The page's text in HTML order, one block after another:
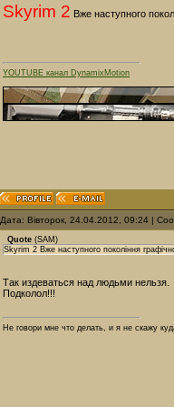
Skyrim 2 Вже наступного
YOUTUBE канал DynamixMotion
Дата: Вівторок, 24.04.2012, 09:24 |
Quote (SAM )
Skyrim 2 Вже наступного покоління
Так издеваться над людьми нельзя.
Подколол!!!
Не говори мне что делать, и я не скажу